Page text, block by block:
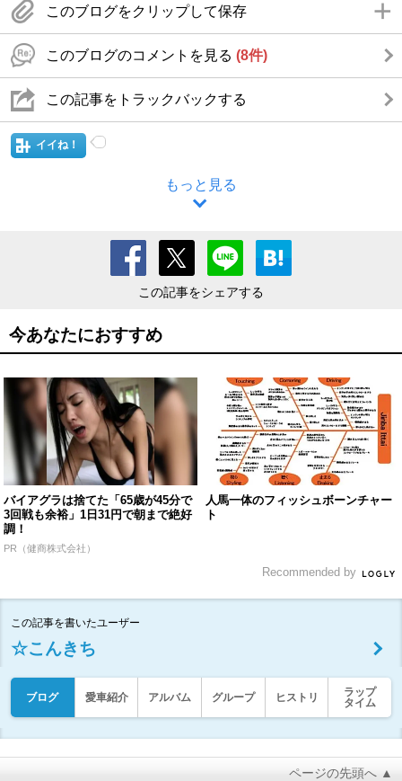
このブログをクリップして保存
このブログのコメントを見る (8件)
この記事をトラックバックする
イイね！
もっと見る
この記事をシェアする
今あなたにおすすめ
バイアグラは捨てた「65歳が45分で
3回戦も余裕」1日31円で朝まで絶好
調！
PR（健商株式会社）
人馬一体のフィッシュボーンチャー
ト
Recommended by
この記事を書いたユーザー
☆こんきち
ブログ 愛車紹介 アルバム グループ ヒストリ
ラップ
タイム
ページの先頭へ ▲